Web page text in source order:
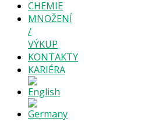
CHEMIE
MNOŽENÍ
/
VÝKUP
KONTAKTY
KARIÉRA